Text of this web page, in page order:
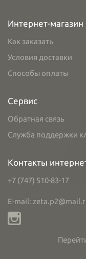
Интернет-магазин
Как заказать
Условия доставки
Способы оплаты
Сервис
Обратная связь
Служба поддержки
Контакты
+7 (747) 510-83-17
E-mail: